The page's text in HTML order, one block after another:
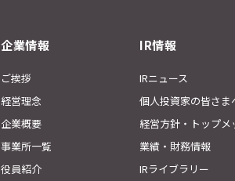
企業情報
ご挨拶
経営理念
企業概要
事業所一覧
役員紹介
IR情報
IRニュース
個人投資家の皆さま
経営方針・トップメ
業績・財務情報
IRライブラリー